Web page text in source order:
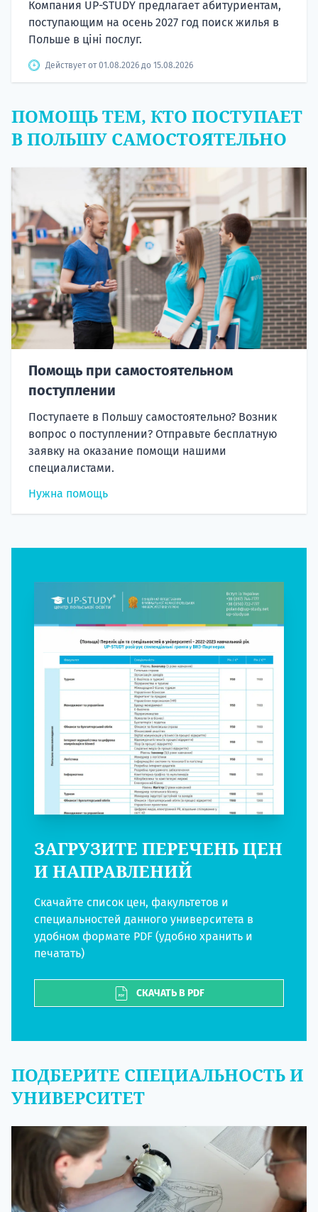
Компания UP-STUDY предлагает абитуриентам,
поступающим на осень 2027 год поиск жилья в
Польше в ціні послуг.
Действует от 01.08.2026 до 15.08.2026
ПОМОЩЬ ТЕМ, КТО ПОСТУПАЕТ
В ПОЛЬШУ САМОСТОЯТЕЛЬНО
Помощь при самостоятельном
поступлении
Поступаете в Польшу самостоятельно? Возник
вопрос о поступлении? Отправьте бесплатную
заявку на оказание помощи нашими
специалистами.
Нужна помощь
ЗАГРУЗИТЕ ПЕРЕЧЕНЬ ЦЕН
И НАПРАВЛЕНИЙ
Скачайте список цен, факультетов и
специальностей данного университета в
удобном формате PDF (удобно хранить и
печатать)
СКАЧАТЬ В PDF
ПОДБЕРИТЕ СПЕЦИАЛЬНОСТЬ И
УНИВЕРСИТЕТ